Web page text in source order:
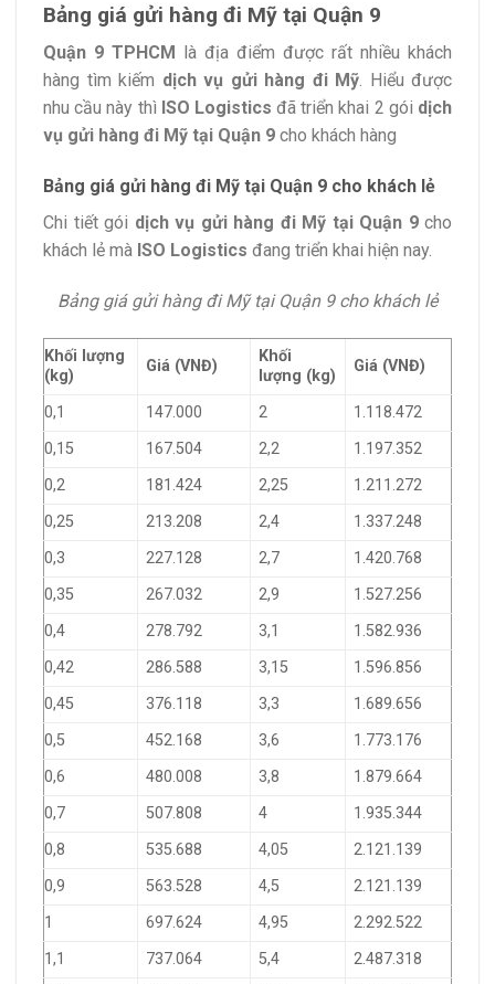
Bảng giá gửi hàng đi Mỹ tại Quận 9
Quận 9 TPHCM
là địa điểm được rất nhiều khách
hàng tìm kiếm dịch vụ gửi hàng đi Mỹ. Hiểu được
nhu cầu này thì ISO Logistics đã triển khai 2 gói dịch
vụ gửi hàng đi Mỹ tại Quận 9 cho khách hàng
Bảng giá gửi hàng đi Mỹ tại Quận 9 cho khách lẻ
Chi tiết gói dịch vụ gửi hàng đi Mỹ tại Quận 9cho
khách lẻ mà ISO Logistics đang triển khai hiện nay.
Bảng giá gửi hàng đi Mỹ tại Quận 9 cho khách lẻ
Khối lượng
(kg)
Giá (VNĐ)
Khối
lượng (kg)
Giá (VNĐ)
0,1 147.000 2
1.118.472
0,15
167.504 2,2
1.197.352
0,2
181.424 2,25
1.211.272
0,25
213.208 2,4
1.337.248
0,3
227.128 2,7
1.420.768
0,35
267.032 2,9
1.527.256
0,4
278.792 3,1
1.582.936
0,42
286.588 3,15
1.596.856
0,45
376.118 3,3
1.689.656
0,5
452.168 3,6
1.773.176
0,6
480.008 3,8
1.879.664
0,7
507.808 4
1.935.344
0,8
535.688 4,05
2.121.139
0,9
563.528 4,5
2.121.139
1
697.624 4,95
2.292.522
1,1
737.064 5,4
2.487.318